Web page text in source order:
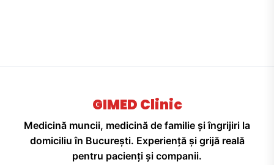
GIMED Clinic
Medicină muncii, medicină de familie și îngrijiri la
domiciliu în București. Experiență și grijă reală
pentru pacienți și companii.